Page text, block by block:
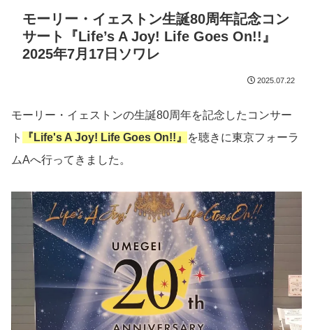
モーリー・イェストン生誕80周年記念コン
サート『Life’s A Joy! Life Goes On!!』
2025年7月17日ソワレ
2025.07.22
モーリー・イェストンの生誕80周年を記念したコンサー
ト
『Life's A Joy! Life Goes On!!』
を聴きに東京フォーラ
ムAへ行ってきました。